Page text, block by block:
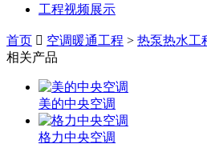
工程视频展示
首页 空调暖通工程 > 热泵热水工
相关产品
美的中央空调
格力中央空调